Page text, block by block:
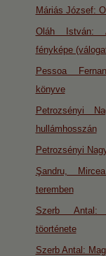
Máriás József:
Oláh István:
fényképe
Pessoa
könyve
Petrozsényi
hullámhosszán
Petrozsényi
Şandru,
teremben
Szerb Antal:
töorténete
Szerb Antal: